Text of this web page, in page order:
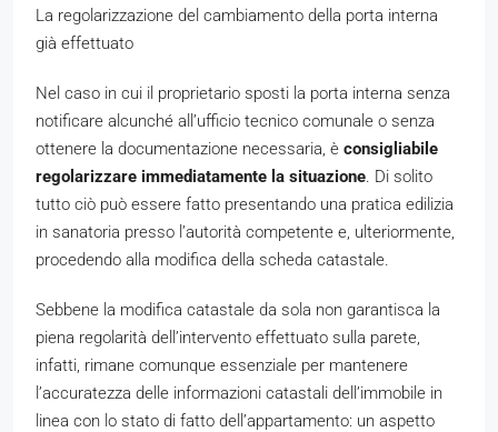
La regolarizzazione del cambiamento della porta interna
già effettuato
Nel caso in cui il proprietario sposti la porta interna senza
notificare alcunché all’ufficio tecnico comunale o senza
ottenere la documentazione necessaria, è consigliabile
regolarizzare immediatamente la situazione. Di solito
tutto ciò può essere fatto presentando una pratica edilizia
in sanatoria presso l’autorità competente e, ulteriormente,
procedendo alla modifica della scheda catastale.
Sebbene la modifica catastale da sola non garantisca la
piena regolarità dell’intervento effettuato sulla parete,
infatti, rimane comunque essenziale per mantenere
l’accuratezza delle informazioni catastali dell’immobile in
linea con lo stato di fatto dell’appartamento: un aspetto